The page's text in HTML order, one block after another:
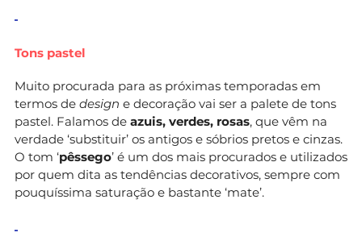
Tons pastel
Muito procurada para as próximas temporadas em
termos de design e decoração vai ser a palete de tons
pastel. Falamos de azuis, verdes, rosas, que vêm na
verdade ‘substituir’ os antigos e sóbrios pretos e cinzas.
O tom ‘pêssego’ é um dos mais procurados e utilizados
por quem dita as tendências decorativos, sempre com
pouquíssima saturação e bastante ‘mate’.